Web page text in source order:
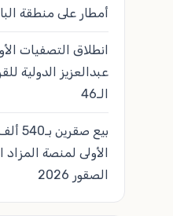
أمطار على منطقة
انطلاق التصفيات
عبدالعزيز الدولية
الـ46
بيع
الأولى لمنصة المزاد
الصقور 2026